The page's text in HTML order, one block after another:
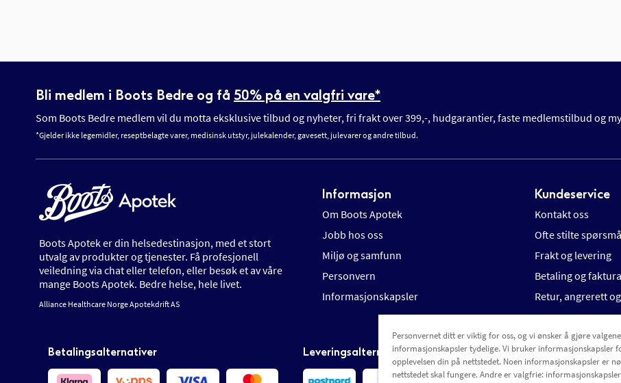
Bli medlem i Boots Bedre og få 50% på en valgfri vare*
Som Boots Bedre medlem vil du motta eksklusive tilbud og nyheter, fri frakt over 399,-, hudgarantier, faste medlemstilbud og
*Gjelder ikke legemidler, reseptbelagte varer, medisinsk utstyr, julekalender, gavesett, julevarer og andre tilbud.
Boots Apotek er din helsedestinasjon, med et stort
utvalg av produkter og tjenester. Få profesjonell
veiledning via chat eller telefon, eller besøk et av våre
mange Boots Apotek. Bedre helse, hele livet.
Alliance Healthcare Norge Apotekdrift AS
Informasjon
Om Boots Apotek
Jobb hos oss
Miljø og samfunn
Personvern
Informasjonskapsler
Kundeservice
Kontakt oss
Ofte stilte
Frakt og levering
Betaling og faktura
Retur, angrerett
Betalingsalternativer Leveringsalternativer
Personvernet ditt er viktig for oss, og vi ønsker å gjøre
informasjonskapsler tydelige. Vi bruker informasjonskapsler
opplevelsen din på nettstedet. Noen informasjonskapsler er
nettstedet skal fungere. Andre er valgfrie: